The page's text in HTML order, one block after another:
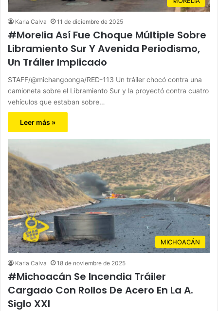
Karla Calva 11 de diciembre de 2025
#Morelia Así Fue Choque Múltiple Sobre
Libramiento Sur Y Avenida Periodismo,
Un Tráiler Implicado
STAFF/@michangoonga/RED-113 Un tráiler chocó contra una
camioneta sobre el Libramiento Sur y la proyectó contra cuatro
vehículos que estaban sobre…
Leer más »
MICHOACÁN
Karla Calva 18 de noviembre de 2025
#Michoacán Se Incendia Tráiler
Cargado Con Rollos De Acero En La A.
Siglo XXI